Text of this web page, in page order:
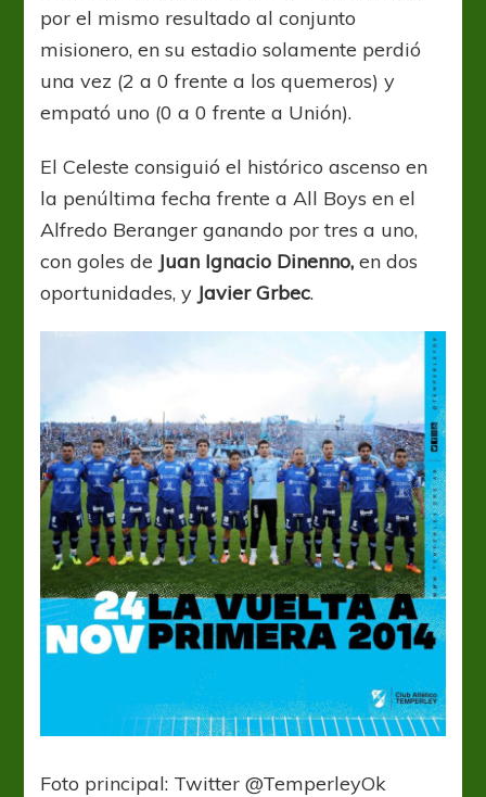
por el mismo resultado al conjunto
misionero, en su estadio solamente perdió
una vez (2 a 0 frente a losquemeros) y
empató uno (0 a 0 frente a Unión).
El Celeste consiguió el histórico ascenso en
la penúltima fecha frente aAll Boys en el
Alfredo Beranger ganando por tres a uno,
con goles de Juan Ignacio Dinenno, en dos
oportunidades, y JavierGrbec.
Foto principal: Twitter @TemperleyOk